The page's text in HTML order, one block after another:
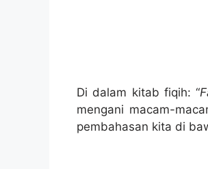
Di dalam kitab fiqih: “
mengani macam-
pembahasan kita di